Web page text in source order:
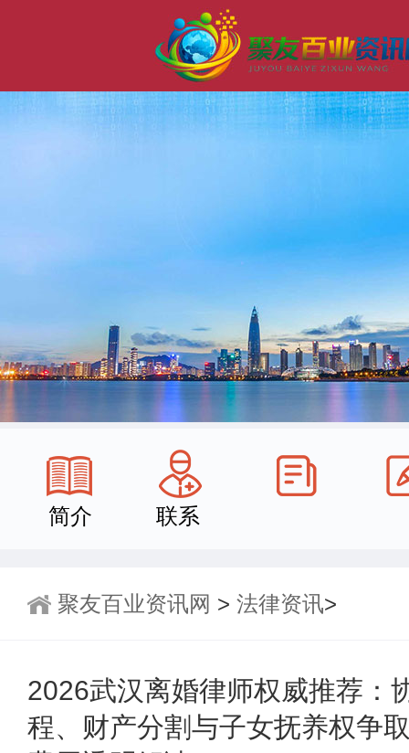
简介 联系
聚友百业资讯网 > 法律资讯>
2026武汉离婚律师权威推荐：
程、财产分割与子女抚养权争